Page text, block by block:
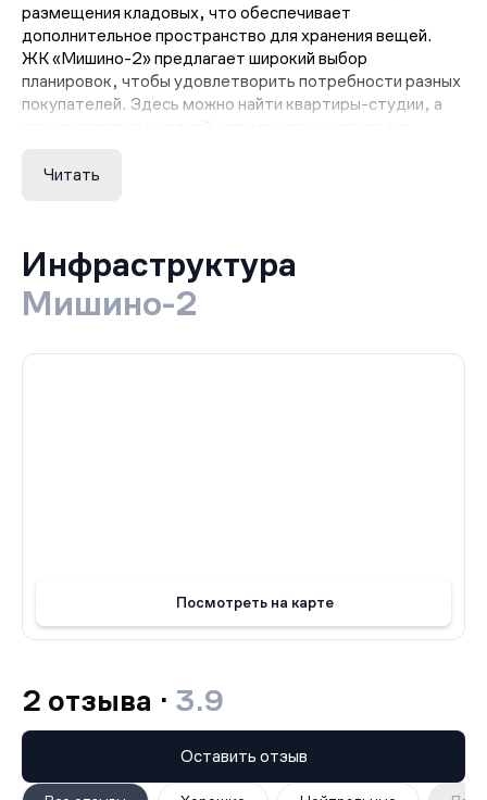
размещения кладовых, что обеспечивает
дополнительное пространство для хранения вещей.
ЖК «Мишино-2» предлагает широкий выбор
планировок, чтобы удовлетворить потребности разных
покупателей. Здесь можно найти квартиры-студии, а
большие окна, которые обеспечивают естественное
и общения с семьей. Также внимание уделено
расположению санузлов, чтобы обеспечить
максимальный комфорт, а гардеробные помогут
личных вещей.
расположение, разнообразие планировок и
качественные отделочные материалы. Покупатели,
комфортом своего нового жилья, ощутить
наслаждаться прекрасной атмосферой этого района.
Читать
Инфраструктура
Мишино-2
Посмотреть на карте
2 отзыва · 3.9
Оставить отзыв